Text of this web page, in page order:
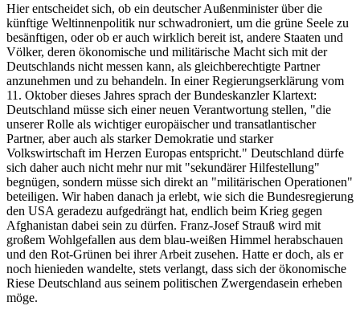
Hier entscheidet sich, ob ein deutscher Außenminister über die
künftige Weltinnenpolitik nur schwadroniert, um die grüne Seele zu
besänftigen, oder ob er auch wirklich bereit ist, andere Staaten und
Völker, deren ökonomische und militärische Macht sich mit der
Deutschlands nicht messen kann, als gleichberechtigte Partner
anzunehmen und zu behandeln. In einer Regierungserklärung vom
11. Oktober dieses Jahres sprach der Bundeskanzler Klartext:
Deutschland müsse sich einer neuen Verantwortung stellen, "die
unserer Rolle als wichtiger europäischer und transatlantischer
Partner, aber auch als starker Demokratie und starker
Volkswirtschaft im Herzen Europas entspricht." Deutschland dürfe
sich daher auch nicht mehr nur mit "sekundärer Hilfestellung"
begnügen, sondern müsse sich direkt an "militärischen Operationen"
beteiligen. Wir haben danach ja erlebt, wie sich die Bundesregierung
den USA geradezu aufgedrängt hat, endlich beim Krieg gegen
Afghanistan dabei sein zu dürfen. Franz-Josef Strauß wird mit
großem Wohlgefallen aus dem blau-weißen Himmel herabschauen
und den Rot-Grünen bei ihrer Arbeit zusehen. Hatte er doch, als er
noch hienieden wandelte, stets verlangt, dass sich der ökonomische
Riese Deutschland aus seinem politischen Zwergendasein erheben
möge.